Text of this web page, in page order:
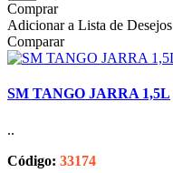
Comprar
Adicionar a Lista de Desejos
Comparar
SM TANGO JARRA 1,5L
..
Código: 33174